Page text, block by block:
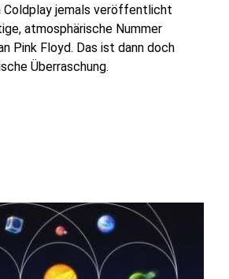
Coldplay jemals veröffentlicht
atmosphärische Nummer
Pink Floyd. Das ist dann doch
Überraschung.